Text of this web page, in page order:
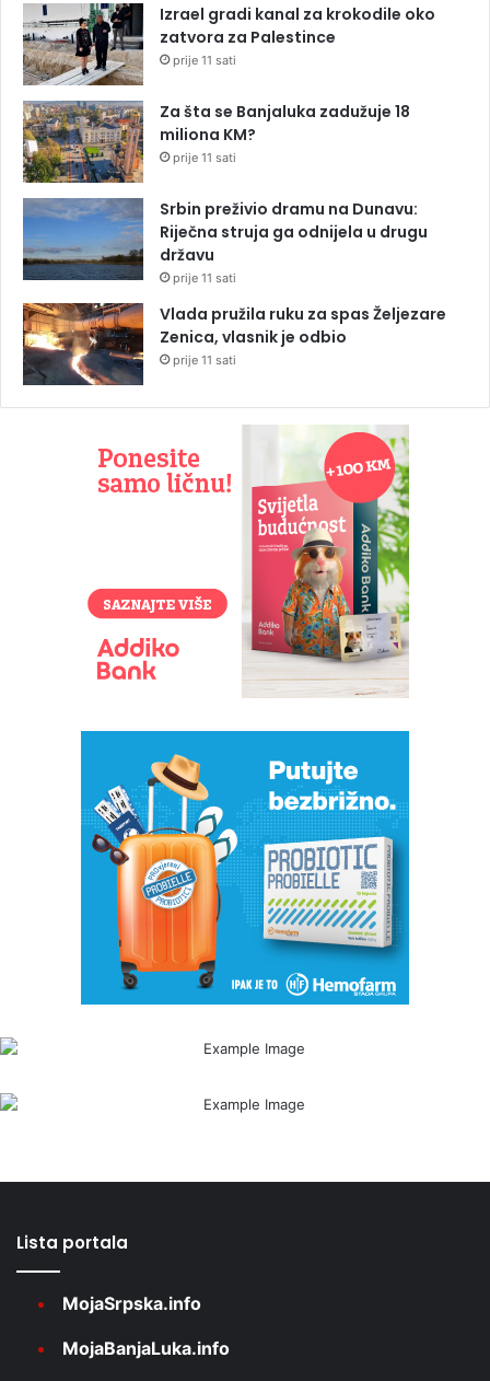
Izrael gradi kanal za krokodile oko
zatvora za Palestince
prije 11 sati
Za šta se Banjaluka zadužuje 18
miliona KM?
prije 11 sati
Srbin preživio dramu na Dunavu:
Riječna struja ga odnijela u drugu
državu
prije 11 sati
Vlada pružila ruku za spas Željezare
Zenica, vlasnik je odbio
prije 11 sati
Lista portala
MojaSrpska.info
MojaBanjaLuka.info